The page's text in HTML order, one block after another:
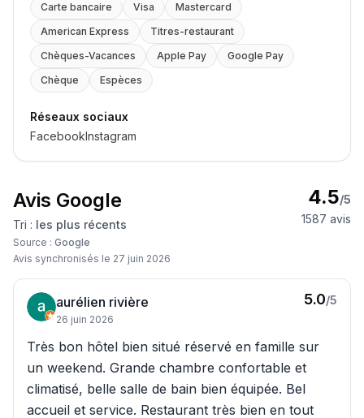
Carte bancaire Visa
Mastercard
American Express
Titres-restaurant
Chèques-Vacances
Apple Pay
Google Pay
Chèque
Espèces
Réseaux sociaux
FacebookInstagram
Avis Google
Tri : les plus récents
Source : Google
Avis synchronisés le 27 juin 2026
4.5/5
1587 avis
aurélien rivière
26 juin 2026
5.0/5
Très bon hôtel bien situé réservé en famille sur
un weekend. Grande chambre confortable et
climatisé, belle salle de bain bien équipée. Bel
accueil et service. Restaurant très bien en tout